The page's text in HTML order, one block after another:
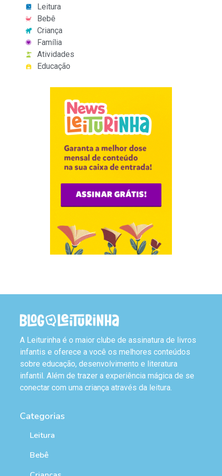
Leitura
Bebê
Criança
Família
Atividades
Educação
A Leiturinha é o maior clube de assinatura de livros
infantis e oferece a você os melhores conteúdos
sobre educação, desenvolvimento e literatura
infantil. Além de trazer a experiência mágica de se
conectar com uma criança através da leitura.
Categorias
Leitura
Bebê